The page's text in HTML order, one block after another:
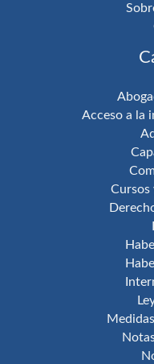
Acceso a la
Cursos